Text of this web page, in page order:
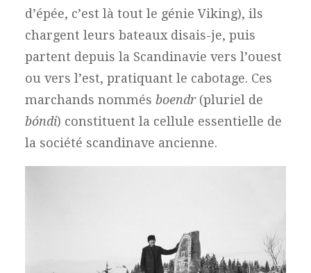
d’épée, c’est là tout le génie Viking), ils
chargent leurs bateaux disais-je, puis
partent depuis la Scandinavie vers l’ouest
ou vers l’est, pratiquant le cabotage. Ces
marchands nommés boendr (pluriel de
bóndi) constituent la cellule essentielle de
la société scandinave ancienne.